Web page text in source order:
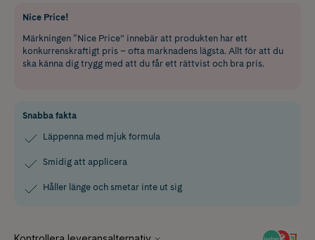
Nice Price!
Märkningen “Nice Price” innebär att produkten har ett
konkurrenskraftigt pris – ofta marknadens lägsta. Allt för att du
ska känna dig trygg med att du får ett rättvist och bra pris.
Snabba fakta
Läppenna med mjuk formula
Smidig att applicera
Håller länge och smetar inte ut sig